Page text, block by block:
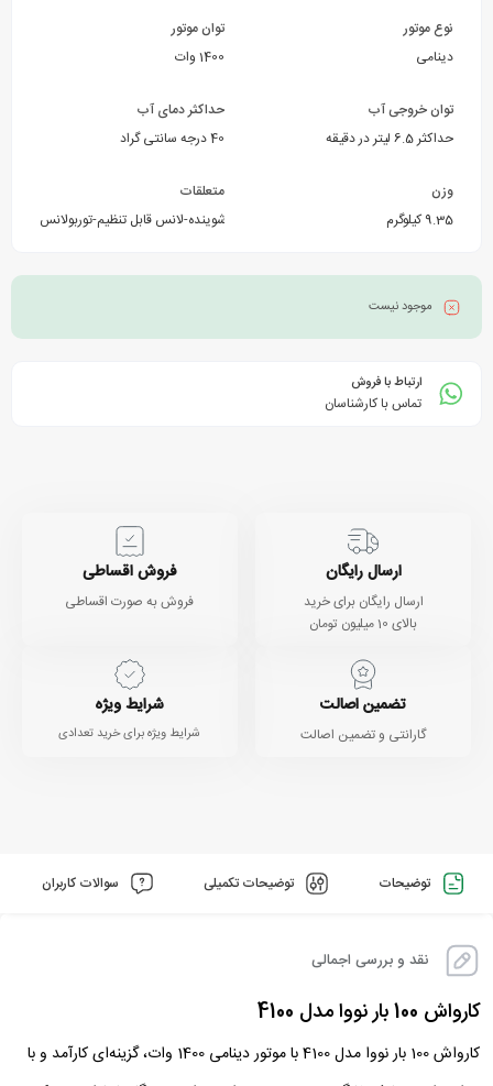
نوع موتور
دینامی
توان موتور
1400 وات
توان خروجی آب
حداکثر 6.5 لیتر در دقیقه
حداکثر دمای آب
40 درجه سانتی گراد
وزن
9.35 کیلوگرم
متعلقات
مایع شوینده-لانس قابل تنظیم-توربولانس
موجود نیست
ارتباط با فروش
تماس با کارشناسان
ارسال رایگان
ارسال رایگان برای خرید
بالای 10 میلیون تومان
فروش اقساطی
فروش به صورت اقساطی
تضمین اصالت
گارانتی و تضمین اصالت
شرایط ویژه
شرایط ویژه برای خرید تعدادی
توضیحات توضیحات تکمیلی سوالات کاربران
نقد و بررسی اجمالی
کارواش 100 بار نووا مدل 4100
کارواش 100 بار نووا مدل 4100 با موتور دینامی 1400 وات، گزینه‌ای کارآمد و با